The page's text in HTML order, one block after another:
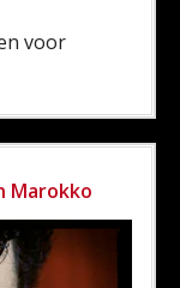
voor
Marokko